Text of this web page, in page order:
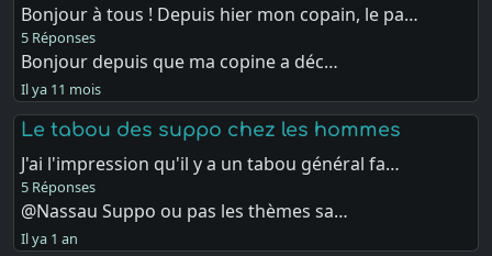
Bonjour à tous ! Depuis hier mon copain, le pa…
5 Réponses
Bonjour depuis que ma copine a déc…
Il ya 11 mois
Le tabou des suppo chez les hommes
J'ai l'impression qu'il y a un tabou général fa…
5 Réponses
@Nassau Suppo ou pas les thèmes sa…
Il ya 1 an